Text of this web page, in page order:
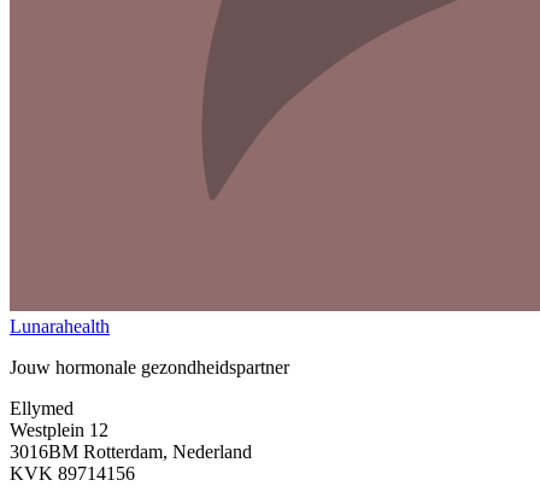
Lunarahealth
Jouw hormonale gezondheidspartner
Ellymed
Westplein 12
3016BM Rotterdam, Nederland
KVK 89714156